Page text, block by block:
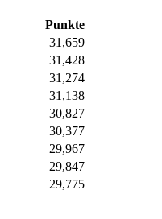
Punkte
31,659
31,428
31,274
31,138
30,827
30,377
29,967
29,847
29,775